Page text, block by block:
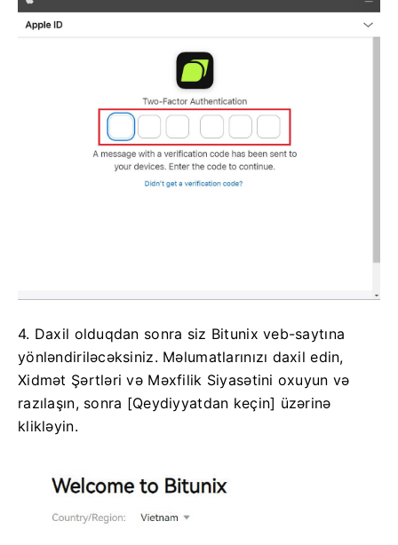
4. Daxil olduqdan sonra siz Bitunix veb-saytına
yönləndiriləcəksiniz. Məlumatlarınızı daxil edin,
Xidmət Şərtləri və Məxfilik Siyasətini oxuyun və
razılaşın, sonra [Qeydiyyatdan keçin] üzərinə
klikləyin.